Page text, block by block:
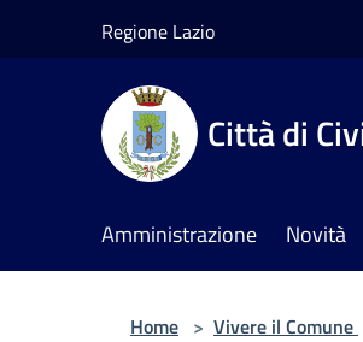
Regione Lazio
Città di
Amministrazione Novità
Home > Vivere il Comune